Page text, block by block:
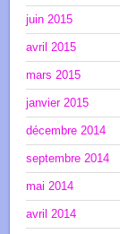
juin 2015
avril 2015
mars 2015
janvier 2015
décembre 2014
septembre 2014
mai 2014
avril 2014